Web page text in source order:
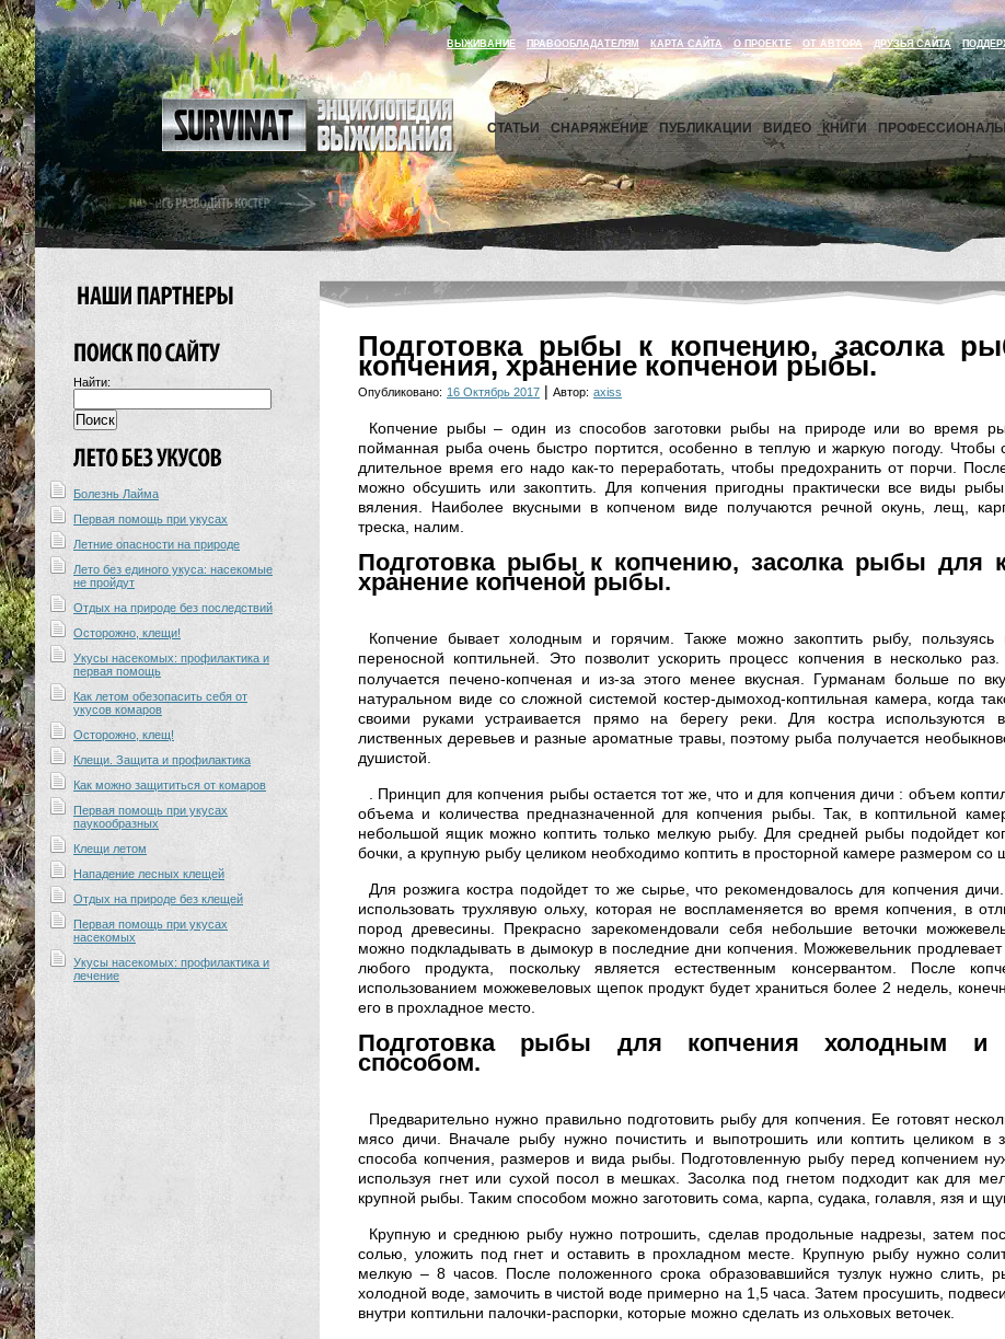
ВЫЖИВАНИЕ ПРАВООБЛАДАТЕЛЯМ КАРТА САЙТА О ПРОЕКТЕ ОТ АВТОРА ДРУЗЬЯ САЙТА
СТАТЬИ СНАРЯЖЕНИЕ ПУБЛИКАЦИИ ВИДЕО КНИГИ ПРОФЕССИОНАЛЫ
Найти:
Болезнь Лайма
Первая помощь при укусах
Летние опасности на природе
Лето без единого укуса: насекомые
не пройдут
Отдых на природе без последствий
Осторожно, клещи!
Укусы насекомых: профилактика и
первая помощь
Как летом обезопасить себя от
укусов комаров
Осторожно, клещ!
Клещи. Защита и профилактика
Как можно защититься от комаров
Первая помощь при укусах
паукообразных
Клещи летом
Нападение лесных клещей
Отдых на природе без клещей
Первая помощь при укусах
насекомых
Укусы насекомых: профилактика и
лечение
Подготовка рыбы к копчению, засолка
копчения, хранение копченой рыбы.
Опубликовано: 16 Октябрь 2017 | Автор: axiss
Копчение рыбы – один из способов заготовки рыбы на природе или во время
пойманная рыба очень быстро портится, особенно в теплую и жаркую погоду. Чтобы
длительное время его надо как-то переработать, чтобы предохранить от порчи.
можно обсушить или закоптить. Для копчения пригодны практически все виды
вяления. Наиболее вкусными в копченом виде получаются речной окунь, лещ,
треска, налим.
Подготовка рыбы к копчению, засолка рыбы для
хранение копченой рыбы.
Копчение бывает холодным и горячим. Также можно закоптить рыбу, пользуясь
переносной коптильней. Это позволит ускорить процесс копчения в несколько раз.
получается печено-копченая и из-за этого менее вкусная. Гурманам больше по
натуральном виде со сложной системой костер-дымоход-коптильная камера, когда
своими руками устраивается прямо на берегу реки. Для костра используются
лиственных деревьев и разные ароматные травы, поэтому рыба получается
душистой.
. Принцип для копчения рыбы остается тот же, что и для копчения дичи : объем
объема и количества предназначенной для копчения рыбы. Так, в коптильной
небольшой ящик можно коптить только мелкую рыбу. Для средней рыбы подойдет
бочки, а крупную рыбу целиком необходимо коптить в просторной камере размером со
Для розжига костра подойдет то же сырье, что рекомендовалось для копчения
использовать трухлявую ольху, которая не воспламеняется во время копчения, в
пород древесины. Прекрасно зарекомендовали себя небольшие веточки
можно подкладывать в дымокур в последние дни копчения. Можжевельник продлевает
любого продукта, поскольку является естественным консервантом. После
использованием можжевеловых щепок продукт будет храниться более 2 недель,
его в прохладное место.
Подготовка рыбы для копчения холодным и
способом.
Предварительно нужно правильно подготовить рыбу для копчения. Ее готовят
мясо дичи. Вначале рыбу нужно почистить и выпотрошить или коптить целиком в
способа копчения, размеров и вида рыбы. Подготовленную рыбу перед копчением
используя гнет или сухой посол в мешках. Засолка под гнетом подходит как для
крупной рыбы. Таким способом можно заготовить сома, карпа, судака, голавля, язя и
Крупную и среднюю рыбу нужно потрошить, сделав продольные надрезы, затем
солью, уложить под гнет и оставить в прохладном месте. Крупную рыбу нужно
мелкую – 8 часов. После положенного срока образовавшийся тузлук нужно слить,
холодной воде, замочить в чистой воде примерно на 1,5 часа. Затем просушить,
внутри коптильни палочки-распорки, которые можно сделать из ольховых веточек.